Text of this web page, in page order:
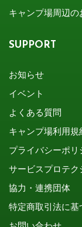
キャンプ場周辺の
SUPPORT
お知らせ
イベント
よくある質問
キャンプ場利用規
プライバシーポリ
サービスプロテク
協力・連携団体
特定商取引法に基